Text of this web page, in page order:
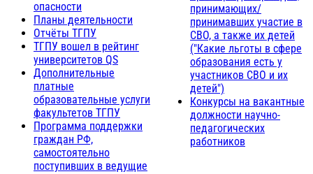
опасности
Планы деятельности
Отчёты ТГПУ
ТГПУ вошел в рейтинг
университетов QS
Дополнительные
платные
образовательные услуги
факультетов ТГПУ
Программа поддержки
граждан РФ,
самостоятельно
поступивших в ведущие
принимающих/
принимавших участие в
СВО, а также их детей
("Какие льготы в сфере
образования есть у
участников СВО и их
детей")
Конкурсы на вакантные
должности научно-
педагогических
работников